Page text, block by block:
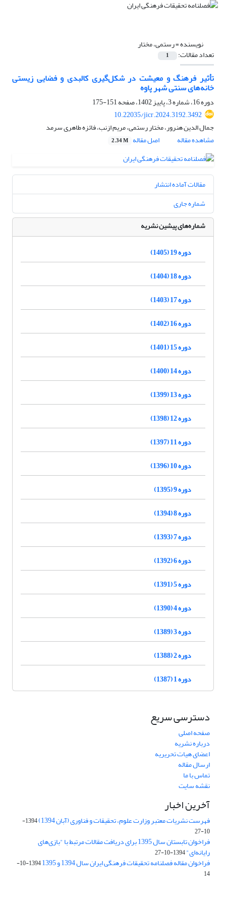
نویسنده =رستمی، مختار
تعداد مقالات: 1
تأثیر فرهنگ و معیشت در شکل‌گیری کالبدی و فضایی زیستی
خانه‌های سنتی شهر پاوه
دوره 16، شماره 3، پاییز 1402، صفحه
151-175
10.22035/jicr.2024.3192.3492
جمال الدین هنرور، مختار رستمی، مریم ازنب، فائزه طاهری سرمد
مشاهده مقاله
اصل مقاله 2.34 M
مقالات آماده انتشار
شماره جاری
شماره‌های پیشین نشریه
دوره 19 (1405)
دوره 18 (1404)
دوره 17 (1403)
دوره 16 (1402)
دوره 15 (1401)
دوره 14 (1400)
دوره 13 (1399)
دوره 12 (1398)
دوره 11 (1397)
دوره 10 (1396)
دوره 9 (1395)
دوره 8 (1394)
دوره 7 (1393)
دوره 6 (1392)
دوره 5 (1391)
دوره 4 (1390)
دوره 3 (1389)
دوره 2 (1388)
دوره 1 (1387)
دسترسی سریع
صفحه اصلی
درباره نشریه
اعضای هیات تحریریه
ارسال مقاله
تماس با ما
نقشه سایت
آخرین اخبار
فهرست نشریات معتبر وزارت علوم، تحقیقات و فناوری (آبان 1394)
1394-
10-27
فراخوان تابستان سال 1395 برای دریافت مقالات مرتبط با "بازی‌های
رایانه‌ای"1394-10-27
فراخوان مقاله فصلنامه تحقیقات فرهنگی ایران سال 1394 و 1395
1394-10-
14